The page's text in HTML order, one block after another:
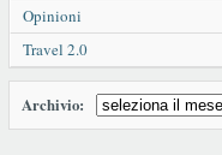
Opinioni
Travel 2.0
Archivio: